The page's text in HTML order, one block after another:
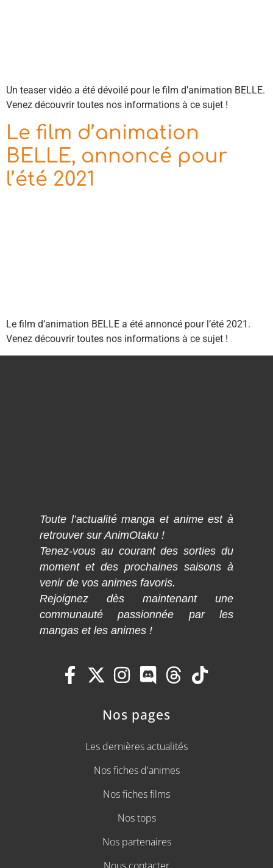
Un teaser vidéo a été dévoilé pour le film d’animation BELLE.
Venez découvrir toutes nos informations à ce sujet !
Le film d’animation
BELLE, annoncé pour
l’été 2021
Le film d’animation BELLE a été annoncé pour l’été 2021.
Venez découvrir toutes nos informations à ce sujet !
Toute l’actualité manga et anime est à
retrouver sur AnimOtaku !
Tenez-vous au courant des sorties du
moment et des prochaines saisons à
venir de vos animes favoris.
Rejoignez dès maintenant une
communauté passionnée par les
mangas et les animes !
Nos pages
Les dernières actualités
Nos fiches d'animes
Nos fiches films
Nos tops
Nos partenaires
Nous contacter